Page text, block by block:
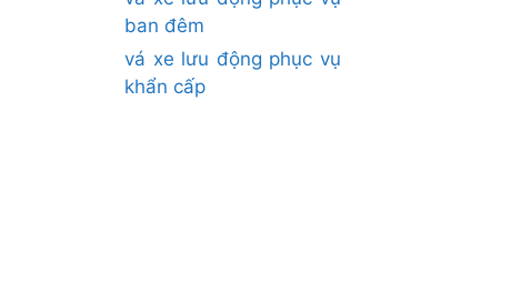
ban đêm
vá xe lưu động phục vụ
khẩn cấp